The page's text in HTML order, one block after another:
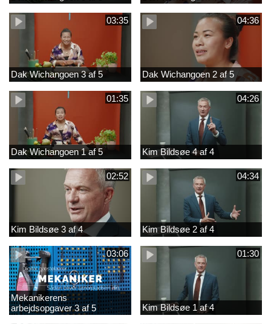
03:35
Dak Wichangoen 3 af 5
04:36
Dak Wichangoen 2 af 5
01:35
Dak Wichangoen 1 af 5
04:26
Kim Bildsøe 4 af 4
02:52
Kim Bildsøe 3 af 4
04:34
Kim Bildsøe 2 af 4
03:06
Mekanikerens
arbejdsopgaver 3 af 5
(lærepladssøgning)
01:30
Kim Bildsøe 1 af 4